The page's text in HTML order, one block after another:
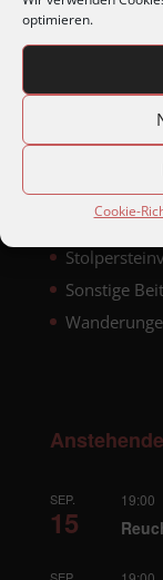
optimieren.
Cookie-
Matineen
Sonstige
SEP.
15
19:00
SEP.